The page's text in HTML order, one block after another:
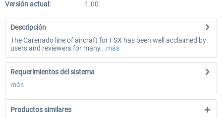
Versión actual:
1.00
Descripción
The Carenado line of aircraft for FSX has been well acclaimed by
users and reviewers for many...más
Requerimientos del sistema
más
Productos similares